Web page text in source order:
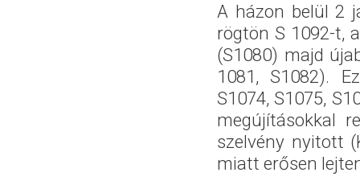
A házon belül 2
rögtön S 1092-t,
(S1080) majd
1081, S1082).
S1074, S1075,
megújításokkal
szelvény nyitott
miatt erősen